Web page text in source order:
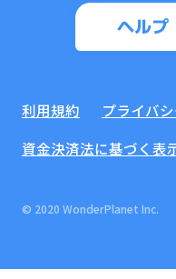
ヘルプ
利用規約 プライバ
資金決済法に基づく表
© 2020 WonderPlanet Inc.